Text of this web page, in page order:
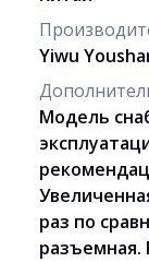
Yiwu
Модель
раз по
разъемная.